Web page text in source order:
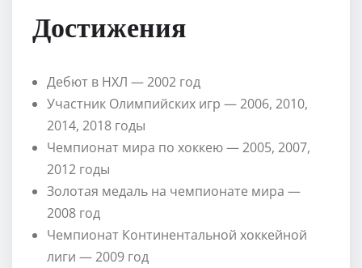
Достижения
Дебют в НХЛ — 2002 год
Участник Олимпийских игр — 2006, 2010,
2014, 2018 годы
Чемпионат мира по хоккею — 2005, 2007,
2012 годы
Золотая медаль на чемпионате мира —
2008 год
Чемпионат Континентальной хоккейной
лиги — 2009 год